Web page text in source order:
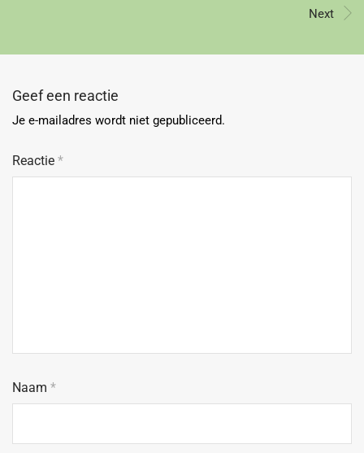
Next
Geef een reactie
Je e-mailadres wordt niet gepubliceerd.
Reactie *
Naam *